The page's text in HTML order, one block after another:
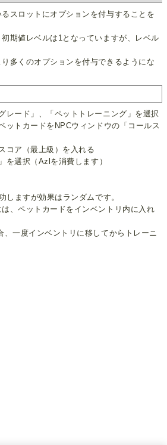
スロットにオプションを付与することを
期値レベルは1となっていますが、レベル
多くのオプションを付与できるようにな
レード」、「ペットトレーニング」を選択
ットカードをNPCウィンドウの「コールス
コア（最上級）を入れる
を選択（Azlを消費します）
ますが効果はランダムです。
、ペットカードをインベントリ内に入れ
一度インベントリに移してからトレーニ